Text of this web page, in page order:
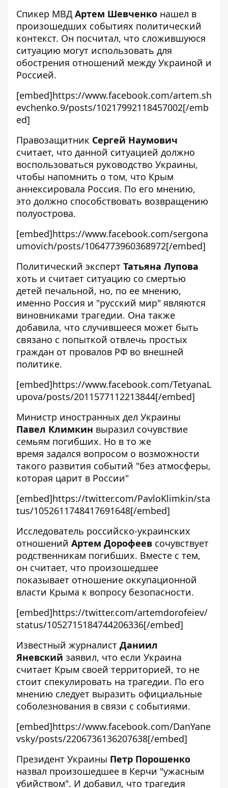
Спикер МВД Артем Шевченко нашел в
произошедших событиях политический
контекст. Он посчитал, что сложившуюся
ситуацию могут использовать для
обострения отношений между Украиной и
Россией.
[embed]https://www.facebook.com/artem.sh
evchenko.9/posts/10217992118457002[/emb
ed]
Правозащитник Сергей Наумович
считает, что данной ситуацией должно
воспользоваться руководство Украины,
чтобы напомнить о том, что Крым
аннексировала Россия. По его мнению,
это должно способствовать возвращению
полуострова.
[embed]https://www.facebook.com/sergona
umovich/posts/1064773960368972[/embed]
Политический эксперт Татьяна Лупова
хоть и считает ситуацию со смертью
детей печальной, но, по ее мнению,
именно Россия и "русский мир" являются
виновниками трагедии. Она также
добавила, что случившееся может быть
связано с попыткой отвлечь простых
граждан от провалов РФ во внешней
политике.
[embed]https://www.facebook.com/TetyanaL
upova/posts/2011577112213844[/embed]
Министр иностранных дел Украины
Павел Климкин выразил сочувствие
семьям погибших. Но в то же
время задался вопросом о возможности
такого развития событий "без атмосферы,
которая царит в России"
[embed]https://twitter.com/PavloKlimkin/sta
tus/1052611748417691648[/embed]
Исследователь российско-украинских
отношений Артем Дорофеев сочувствует
родственникам погибших. Вместе с тем,
он считает, что произошедшее
показывает отношение оккупационной
власти Крыма к вопросу безопасности.
[embed]https://twitter.com/artemdorofeiev/
status/1052715184744206336[/embed]
Известный журналист Даниил
Яневский заявил, что если Украина
считает Крым своей территорией, то не
стоит спекулировать на трагедии. По его
мнению следует выразить официальные
соболезнования в связи с событиями.
[embed]https://www.facebook.com/DanYane
vsky/posts/2206736136207638[/embed]
Президент Украины Петр Порошенко
назвал произошедшее в Керчи "ужасным
убийством". И добавил, что трагедия